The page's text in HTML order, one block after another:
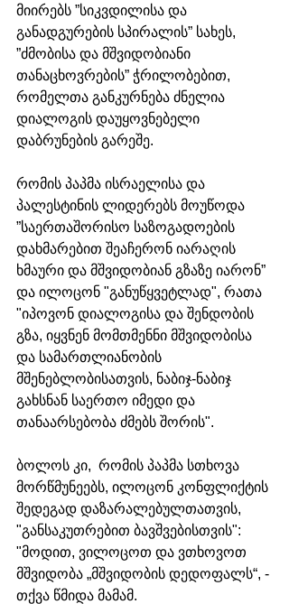
მიირებს ”სიკვდილისა და
განადგურების სპირალის” სახეს,
”ძმობისა და მშვიდობიანი
თანაცხოვრების” ჭრილობებით,
რომელთა განკურნება ძნელია
დიალოგის დაუყოვნებელი
დაბრუნების გარეშე.
რომის პაპმა ისრაელისა და
პალესტინის ლიდერებს მოუწოდა
”საერთაშორისო საზოგადოების
დახმარებით შეაჩერონ იარაღის
ხმაური და მშვიდობიან გზაზე იარონ”
და ილოცონ "განუწყვეტლად", რათა
"იპოვონ დიალოგისა და შენდობის
გზა, იყვნენ მომთმენნი მშვიდობისა
და სამართლიანობის
მშენებლობისათვის, ნაბიჯ-ნაბიჯ
გახსნან საერთო იმედი და
თანაარსებობა ძმებს შორის".
ბოლოს კი, რომის პაპმა სთხოვა
მორწმუნეებს, ილოცონ კონფლიქტის
შედეგად დაზარალებულთათვის,
"განსაკუთრებით ბავშვებისთვის":
"მოდით, ვილოცოთ და ვთხოვოთ
მშვიდობა „მშვიდობის დედოფალს“, -
თქვა წმიდა მამამ.